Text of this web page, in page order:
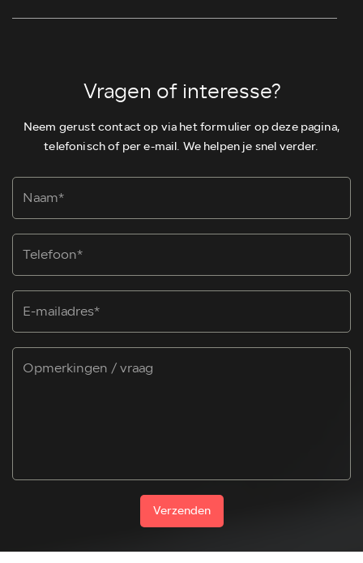
Vragen of interesse?
Neem gerust contact op via het formulier op deze pagina,
telefonisch of per e-mail. We helpen je snel verder.
Verzenden